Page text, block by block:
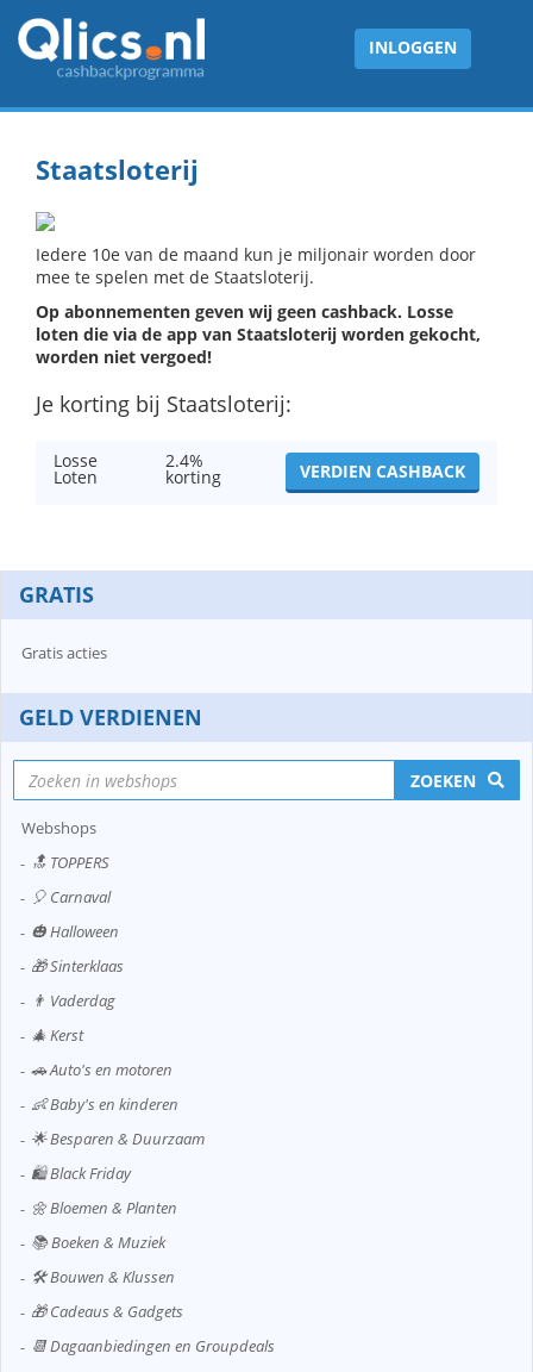
INLOGGEN
Staatsloterij
Iedere 10e van de maand kun je miljonair worden door
mee te spelen met de Staatsloterij.
Op abonnementen geven wij geen cashback. Losse
loten die via de app van Staatsloterij worden gekocht,
worden niet vergoed!
Je korting bij Staatsloterij:
Losse
Loten
2.4%
korting VERDIEN CASHBACK
GRATIS
Gratis acties
GELD VERDIENEN
ZOEKEN
Webshops
🔝 TOPPERS
🎈 Carnaval
🎃 Halloween
🎁 Sinterklaas
👨 Vaderdag
🎄 Kerst
🚗 Auto's en motoren
👶 Baby's en kinderen
🌟 Besparen & Duurzaam
🛍️ Black Friday
🌼 Bloemen & Planten
📚 Boeken & Muziek
🛠️ Bouwen & Klussen
🎁 Cadeaus & Gadgets
📆 Dagaanbiedingen en Groupdeals